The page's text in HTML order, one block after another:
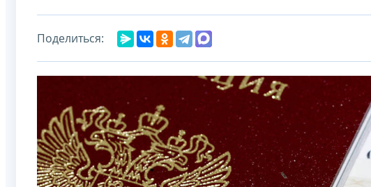
Поделиться: